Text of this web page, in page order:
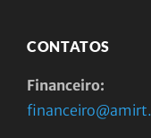
CONTATOS
Financeiro: